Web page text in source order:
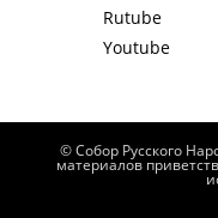
Rutube
Youtube
© Собор Русского
материалов